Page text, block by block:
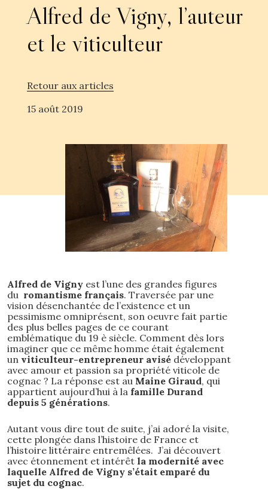
Alfred de Vigny, l’auteur
et le viticulteur
Retour aux articles
15 août 2019
Alfred de Vigny est l’une des grandes figures
du romantisme français. Traversée par une
vision désenchantée de l’existence et un
pessimisme omniprésent, son oeuvre fait partie
des plus belles pages de ce courant
emblématique du 19 è siècle. Comment dès lors
imaginer que ce même homme était également
un viticulteur-entrepreneur avisé développant
avec amour et passion sa propriété viticole de
cognac ? La réponse est au Maine Giraud, qui
appartient aujourd’hui à la famille Durand
depuis 5 générations.
Autant vous dire tout de suite, j’ai adoré la visite,
cette plongée dans l’histoire de France et
l’histoire littéraire entremêlées. J’ai découvert
avec étonnement et intérêtla modernité avec
laquelle Alfred de Vigny s’était emparé du
sujet du cognac.